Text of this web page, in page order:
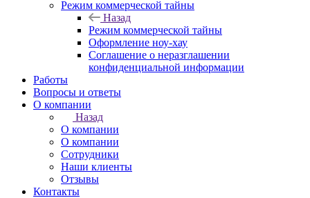
Режим коммерческой тайны
Назад
Режим коммерческой тайны
Оформление ноу-хау
Соглашение о неразглашении
конфиденциальной информации
Работы
Вопросы и ответы
О компании
Назад
О компании
О компании
Сотрудники
Наши клиенты
Отзывы
Контакты